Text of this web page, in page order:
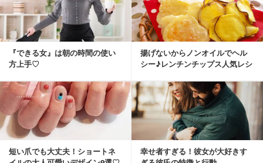
『できる女』は朝の時間の使い
方上手♡
揚げないからノンオイルでヘル
シー♪レンチンチップス人気レシ
短い爪でも大丈夫！ショートネ
幸せ者すぎる！彼女が大好きす